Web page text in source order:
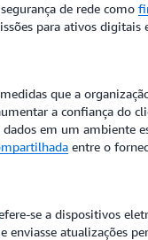
de rede como
para ativos digitais
que a
a confiança do
em um ambiente
entre o
se a dispositivos
atualizações